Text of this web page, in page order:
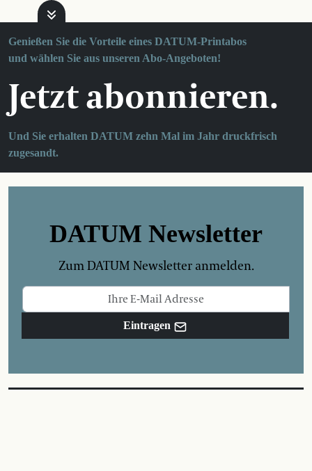
Genießen Sie die Vorteile eines DATUM-Printabos
und wählen Sie aus unseren Abo-Angeboten!
Jetzt abonnieren.
Und Sie erhalten DATUM zehn Mal im Jahr druckfrisch
zugesandt.
DATUM Newsletter
Zum DATUM Newsletter anmelden.
Eintragen